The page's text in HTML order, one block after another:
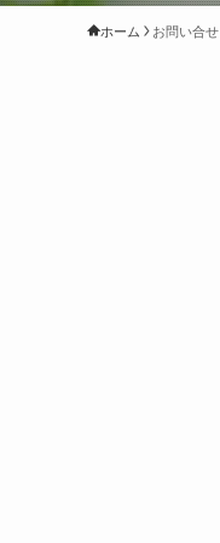
ホーム お問い合せ